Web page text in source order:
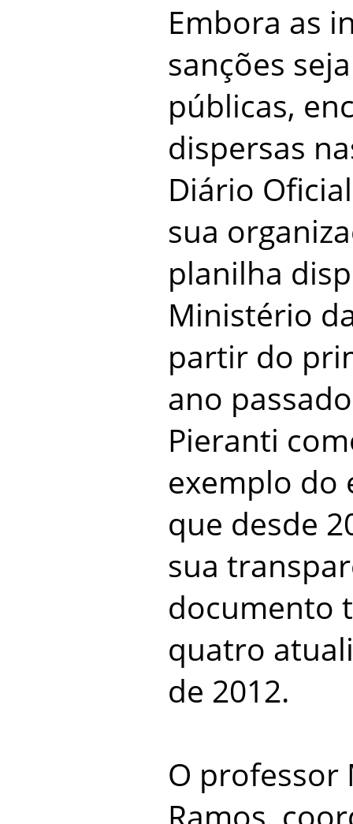
Embora as
sanções
públicas,
dispersas
Diário
sua
planilha
Ministério
partir do
ano
Pieranti
exemplo do
que desde
sua
documento
quatro
de 2012.
O professor